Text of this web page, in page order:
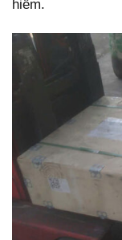
hiểm.